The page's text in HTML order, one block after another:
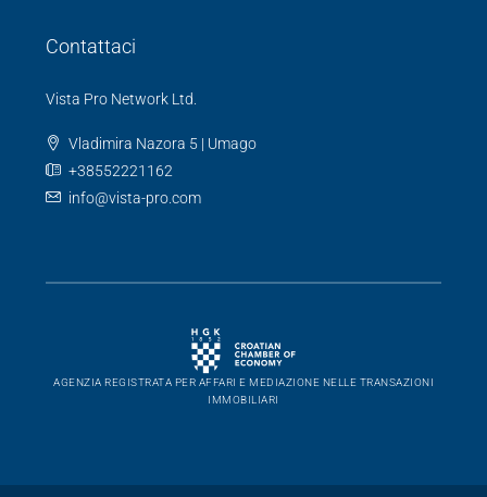
Contattaci
Vista Pro Network Ltd.
Vladimira Nazora 5 | Umago
+38552221162
info@vista-pro.com
AGENZIA REGISTRATA PER AFFARI E MEDIAZIONE NELLE TRANSAZIONI
IMMOBILIARI